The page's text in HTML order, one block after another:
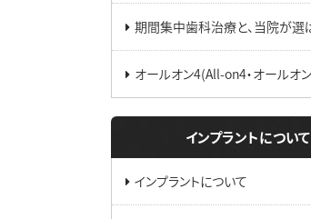
期間集中歯科治療と、当院が選
オールオン4(All-on4・オールオ
インプラントについて
インプラントについて